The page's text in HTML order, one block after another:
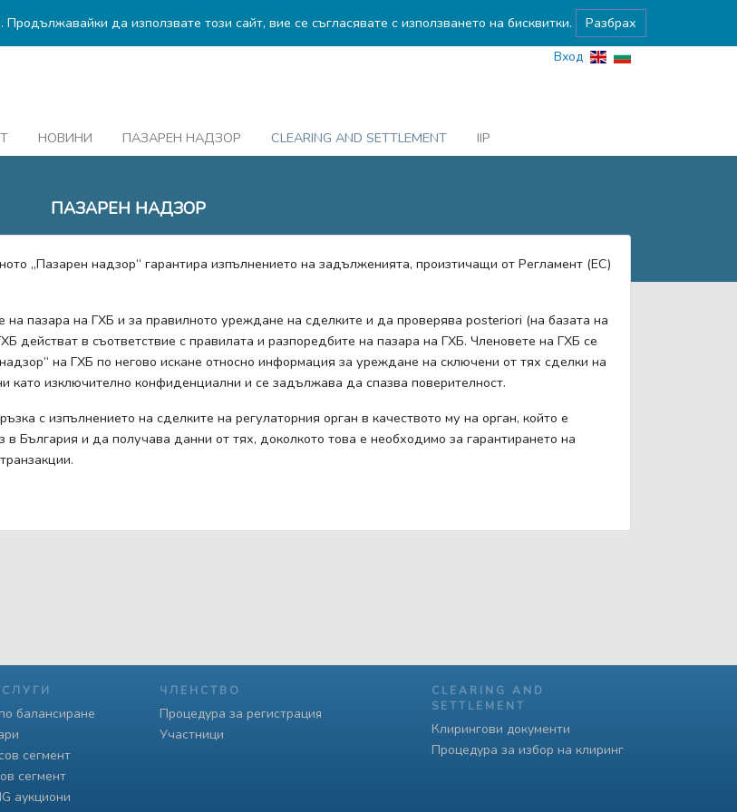
да използвате този сайт, вие се съгласявате с използването на бисквитки. Разбрах
Вход
НОВИНИ ПАЗАРЕН НАДЗОР CLEARING AND SETTLEMENT
IIP
ПАЗАРЕН НАДЗОР
„Пазарен надзор“ гарантира изпълнението на задълженията, произтичащи от Регламент (ЕС)
на пазара на ГХБ и за правилното уреждане на сделките и да проверява posteriori (на базата на
действат в съответствие с правилата и разпоредбите на пазара на ГХБ. Членовете на ГХБ се
на ГХБ по негово искане относно информация за уреждане на сключени от тях сделки на
като изключително конфиденциални и се задължава да спазва поверителност.
с изпълнението на сделките на регулаторния орган в качеството му на орган, който е
България и да получава данни от тях, доколкото това е необходимо за гарантирането на
балансиране
сегмент
сегмент
аукциони
ЧЛЕНСТВО
Процедура за регистрация
Участници
CLEARING AND
SETTLEMENT
Клирингови документи
Процедура за избор на клиринг